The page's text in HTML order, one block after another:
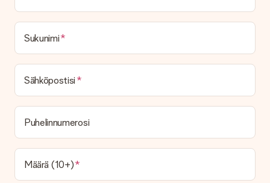
toimituskulut
Voinko valita toimituspäivän?
Ei ole mahdollista valita tiettyä toimituspäivää.
Toimitusaika löytyy lahjan tuotesivulta. Voit luottaa siihen,
että operaattorimme toimittaa lahjasi tänä päivänä.
Mitä toimitusvaihtoehtoja voin valita?
Tällä hetkellä ei ole (vielä) mahdollista valita
toimitusvaihtoehtoa. Halutessasi tilauksen lähetetään joko
paketti tai postilaatikon toimitus. Haluatko tietää, mikä
vaihtoehto tilauksesi kuuluu? Ota yhteyttä asiakaspalveluun.
Maksu
Sukunimi
Sähköpostisi
Puhelinnumerosi
Määrä (10+)